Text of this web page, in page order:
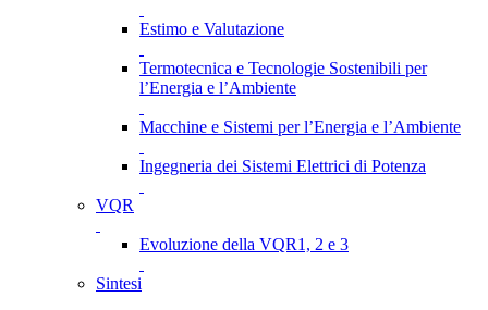
Estimo e Valutazione
Termotecnica e Tecnologie Sostenibili per
l’Energia e l’Ambiente
Macchine e Sistemi per l’Energia e l’Ambiente
Ingegneria dei Sistemi Elettrici di Potenza
VQR
Evoluzione della VQR1, 2 e 3
Sintesi